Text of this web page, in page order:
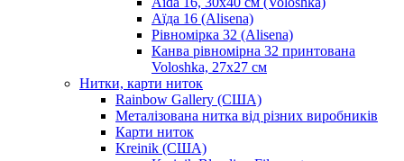
Аїда 16 (Alisena)
Рівномірка 32 (Alisena)
Канва рівномірна 32 принтована
Voloshka, 27х27 см
Нитки, карти ниток
Rainbow Gallery (США)
Металізована нитка від різних виробників
Карти ниток
Kreinik (США)